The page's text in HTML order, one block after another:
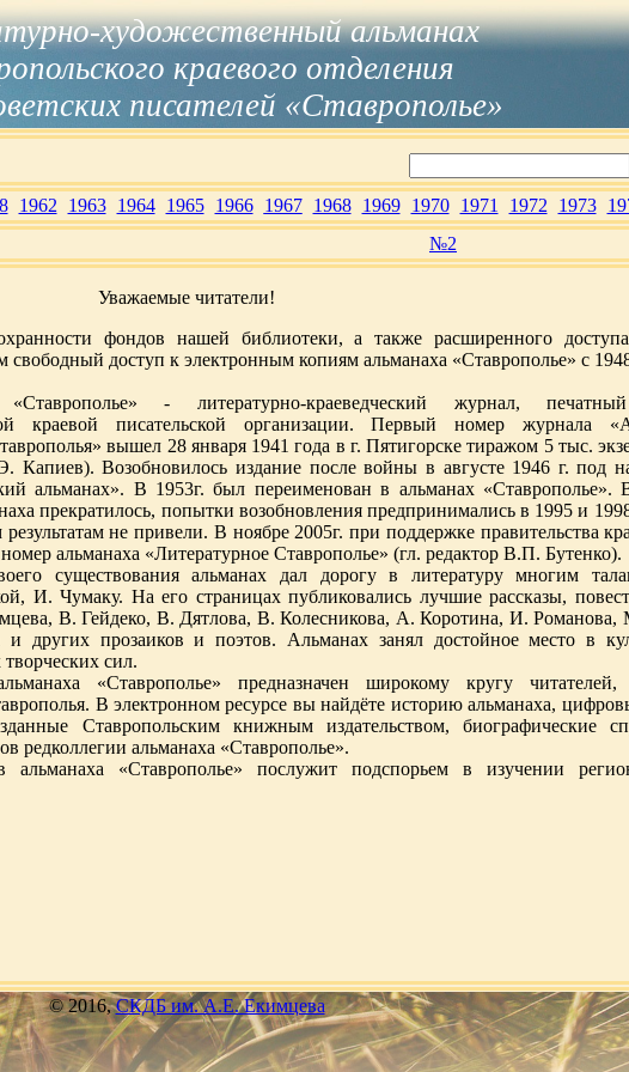
художественный альманах
краевого отделения
писателей «Ставрополье»
1962 1963 1964 1965 1966 1967 1968 1969 1970 1971 1972 1973
№2
Уважаемые читатели!
фондов нашей библиотеки, а также расширенного
свободный доступ к электронным копиям альманаха «Ставрополье» с
- литературно-краеведческий журнал,
краевой писательской организации. Первый номер журнала
вышел 28 января 1941 года в г. Пятигорске тиражом 5 тыс.
Капиев). Возобновилось издание после войны в августе 1946 г. под
альманах». В 1953г. был переименован в альманах «Ставрополье».
прекратилось, попытки возобновления предпринимались в 1995 и
не привели. В ноябре 2005г. при поддержке правительства
альманаха «Литературное Ставрополье» (гл. редактор В.П. Бутенко).
существования альманах дал дорогу в литературу многим
И. Чумаку. На его страницах публиковались лучшие рассказы,
В. Гейдеко, В. Дятлова, В. Колесникова, А. Коротина, И. Романова,
других прозаиков и поэтов. Альманах занял достойное место в
сил.
«Ставрополье» предназначен широкому кругу читателей,
В электронном ресурсе вы найдёте историю альманаха,
Ставропольским книжным издательством, биографические
редколлегии альманаха «Ставрополье».
«Ставрополье» послужит подспорьем в изучении
© 2016,СКДБ им. А.Е. Екимцева